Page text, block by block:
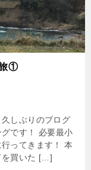
旅①
しぶりのブログ
です！ 必要最小
ってきます！ 本
を買いた […]